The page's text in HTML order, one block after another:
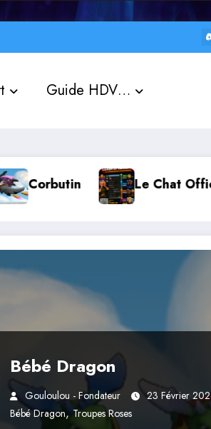
Guide HDV…
Le Chat Officiel «
Bébé Dragon
Gouloulou - Fondateur
23 Février
Bébé Dragon,Troupes Roses